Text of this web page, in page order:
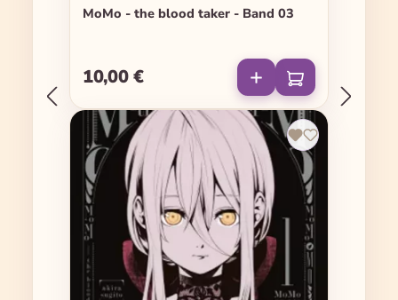
MoMo - the blood taker - Band 03
Regulärer Preis:
10,00 €